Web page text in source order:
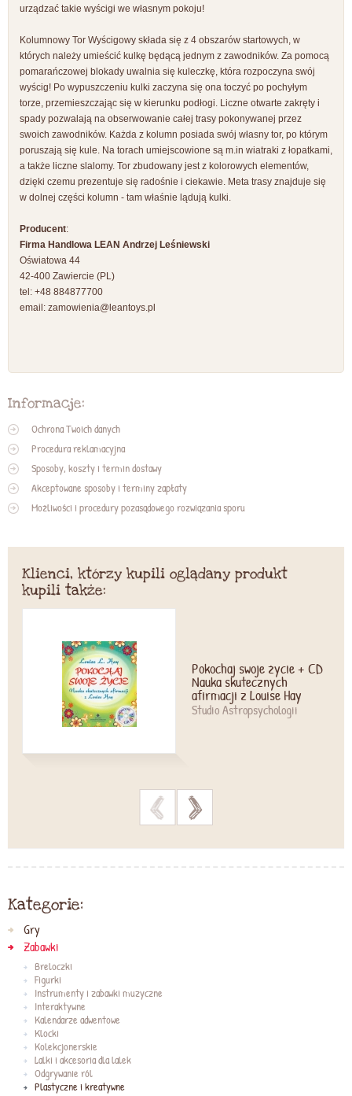
urządzać takie wyścigi we własnym pokoju!
Kolumnowy Tor Wyścigowy składa się z 4 obszarów startowych, w
których należy umieścić kulkę będącą jednym z zawodników. Za pomocą
pomarańczowej blokady uwalnia się kuleczkę, która rozpoczyna swój
wyścig! Po wypuszczeniu kulki zaczyna się ona toczyć po pochyłym
torze, przemieszczając się w kierunku podłogi. Liczne otwarte zakręty i
spady pozwalają na obserwowanie całej trasy pokonywanej przez
swoich zawodników. Każda z kolumn posiada swój własny tor, po którym
poruszają się kule. Na torach umiejscowione są m.in wiatraki z łopatkami,
a także liczne slalomy. Tor zbudowany jest z kolorowych elementów,
dzięki czemu prezentuje się radośnie i ciekawie. Meta trasy znajduje się
w dolnej części kolumn - tam właśnie lądują kulki.
Producent:
Firma Handlowa LEAN Andrzej Leśniewski
Oświatowa 44
42-400 Zawiercie (PL)
tel: +48 884877700
email: zamowienia@leantoys.pl
Informacje:
Ochrona Twoich danych
Procedura reklamacyjna
Sposoby, koszty i termin dostawy
Akceptowane sposoby i terminy zapłaty
Możliwości i procedury pozasądowego rozwiązania sporu
Klienci, którzy kupili oglądany produkt
kupili także:
Pokochaj swoje życie + CD
Nauka skutecznych
afirmacji z Louise Hay
Studio Astropsychologii
> >
Kategorie:
Gry
Zabawki
Breloczki
Figurki
Instrumenty i zabawki muzyczne
Interaktywne
Kalendarze adwentowe
Klocki
Kolekcjonerskie
Lalki i akcesoria dla lalek
Odgrywanie ról
Plastyczne i kreatywne